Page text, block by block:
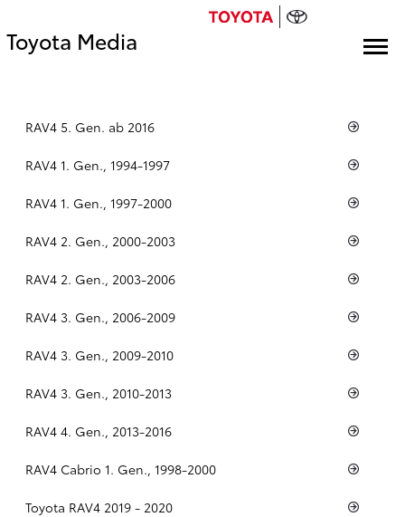
Toyota Media
RAV4 5. Gen. ab 2016
RAV4 1. Gen., 1994-1997
RAV4 1. Gen., 1997-2000
RAV4 2. Gen., 2000-2003
RAV4 2. Gen., 2003-2006
RAV4 3. Gen., 2006-2009
RAV4 3. Gen., 2009-2010
RAV4 3. Gen., 2010-2013
RAV4 4. Gen., 2013-2016
RAV4 Cabrio 1. Gen., 1998-2000
Toyota RAV4 2019 - 2020